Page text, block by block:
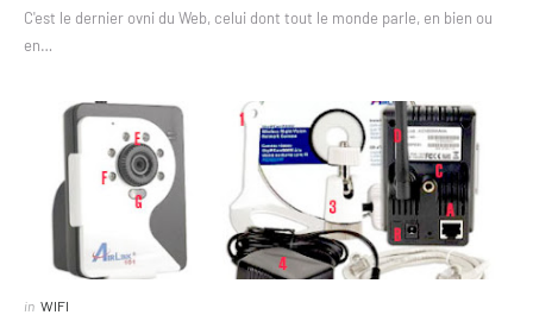
C'est le dernier ovni du Web, celui dont tout le monde parle, en bien ou
en…
in WIFI